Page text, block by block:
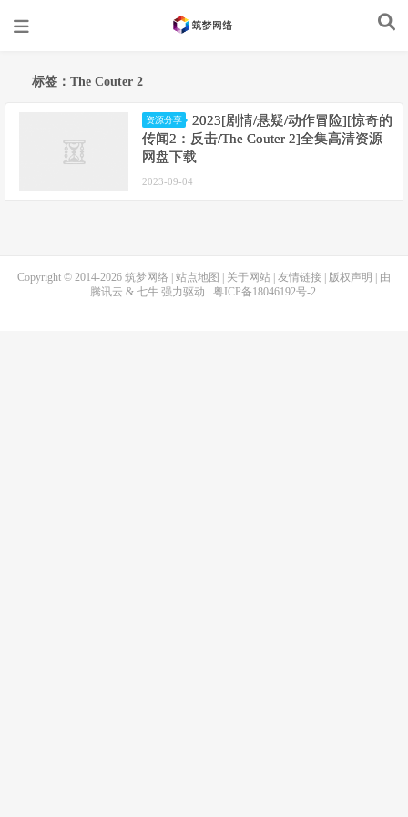
标签：The Couter 2
资源分享
2023[剧情/悬疑/动作冒险][惊奇的
传闻2：反击/The Couter 2]全集高清资源
网盘下载
2023-09-04
Copyright © 2014-2026 筑梦网络 站点地图 关于网站 友情链接 版权声明
| 由
腾讯云 & 七牛强力驱动 粤ICP备18046192号-2